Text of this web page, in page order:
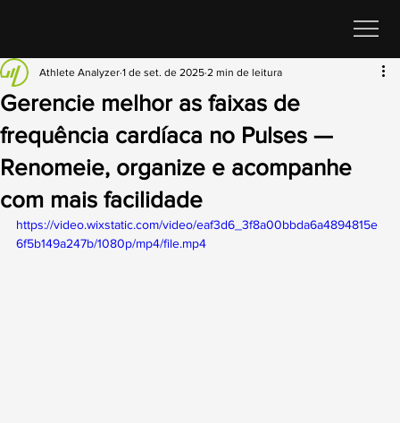
Gerencie melhor as faixas de
frequência cardíaca no Pulses —
Renomeie, organize e acompanhe
com mais facilidade
Athlete Analyzer 1 de set. de 2025 2 min de leitura
https://video.wixstatic.com/video/eaf3d6_3f8a00bbda6a4894815e
6f5b149a247b/1080p/mp4/file.mp4